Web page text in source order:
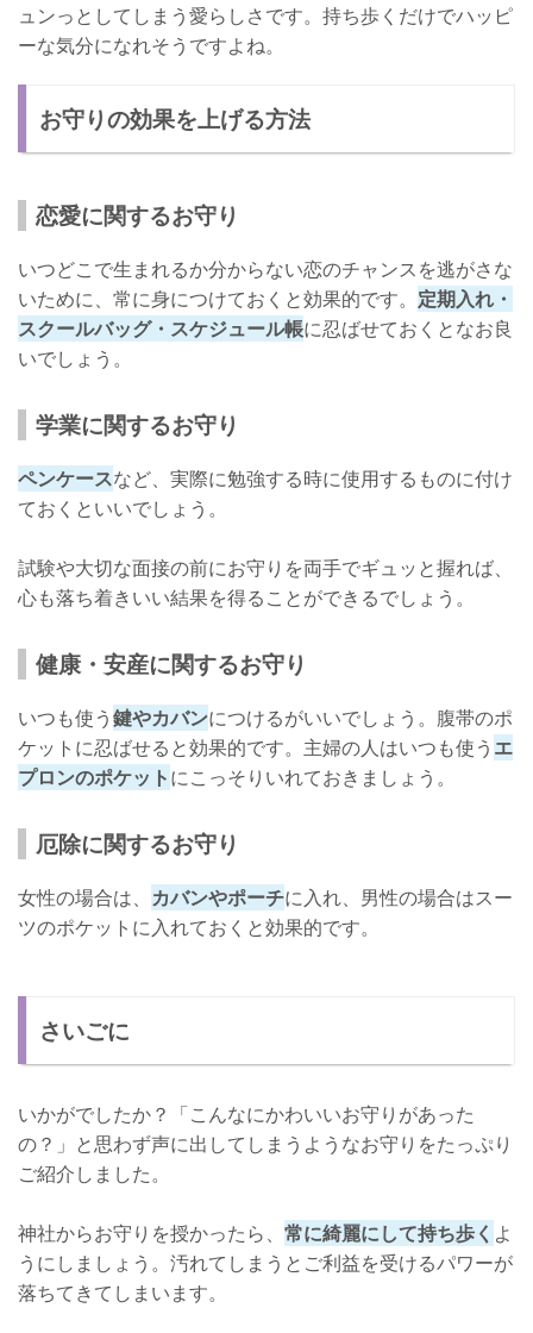
ュンっとしてしまう愛らしさです。持ち歩くだけでハッピ
ーな気分になれそうですよね。
お守りの効果を上げる方法
恋愛に関するお守り
いつどこで生まれるか分からない恋のチャンスを逃がさな
いために、常に身につけておくと効果的です。 定期入れ・
スクールバッグ・スケジュール帳に忍ばせておくとなお良
いでしょう。
学業に関するお守り
ペンケースなど、実際に勉強する時に使用するものに付け
ておくといいでしょう。
試験や大切な面接の前にお守りを両手でギュッと握れば、
心も落ち着きいい結果を得ることができるでしょう。
健康・安産に関するお守り
いつも使う鍵やカバンにつけるがいいでしょう。腹帯のポ
ケットに忍ばせると効果的です。主婦の人はいつも使う エ
プロンのポケットにこっそりいれておきましょう。
厄除に関するお守り
女性の場合は、 カバンやポーチに入れ、男性の場合はスー
ツのポケットに入れておくと効果的です。
さいごに
いかがでしたか？「こんなにかわいいお守りがあった
の？」と思わず声に出してしまうようなお守りをたっぷり
ご紹介しました。
神社からお守りを授かったら、 常に綺麗にして持ち歩く よ
うにしましょう。汚れてしまうとご利益を受けるパワーが
落ちてきてしまいます。